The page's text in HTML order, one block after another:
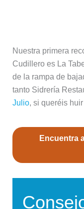
Nuestra primera
Cudillero es La
de la rampa de
tanto Sidrería
Julio, si queréis
Encuentra